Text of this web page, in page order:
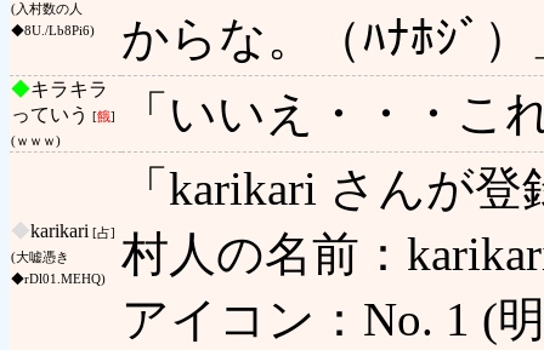
(入村数の人
◆8U./Lb8Pi6)
からな。（ﾊﾅﾎｼﾞ）
◆キラキラ
っていう
[餓]
(ｗｗｗ)
「いいえ・・・こ
◆karikari [占]
(大嘘憑き
◆rDl01.MEHQ)
「karikari さんが
村人の名前：
アイコン：No. 1 (